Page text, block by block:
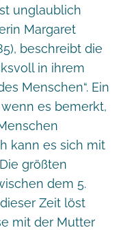
unglaublich
Margaret
beschreibt die
in ihrem
Menschen“. Ein
es bemerkt,
kann es sich mit
größten
dem 5.
Zeit löst
mit der Mutter